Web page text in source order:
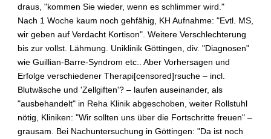
draus, "kommen Sie wieder, wenn es schlimmer wird."
Nach 1 Woche kaum noch gehfähig, KH Aufnahme: "Evtl. MS,
wir geben auf Verdacht Kortison". Weitere Verschlechterung
bis zur vollst. Lähmung. Uniklinik Göttingen, div. "Diagnosen"
wie Guillian-Barre-Syndrom etc.. Aber Vorhersagen und
Erfolge verschiedener Therapi[censored]rsuche – incl.
Blutwäsche und 'Zellgiften'? – laufen auseinander, als
"ausbehandelt" in Reha Klinik abgeschoben, weiter Rollstuhl
nötig, Kliniken: "Wir sollten uns über die Fortschritte freuen" –
grausam. Bei Nachuntersuchung in Göttingen: "Da ist noch
s
a
c
e
d
e
r
M
u